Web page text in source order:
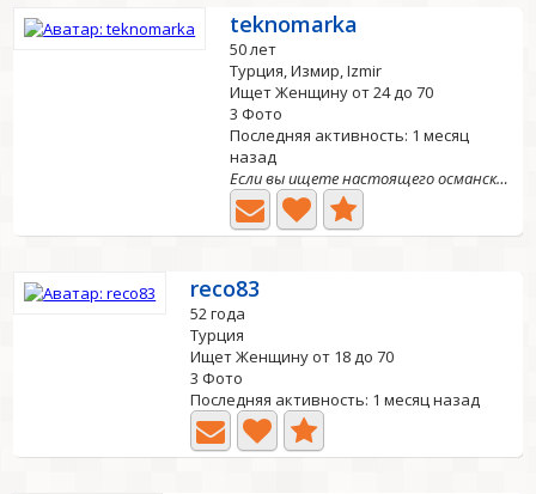
teknomarka
50 лет
Турция, Измир, Izmir
Ищет Женщину от 24 до 70
3 Фото
Последняя активность: 1 месяц
назад
Если вы ищете настоящего османского короля, то это я....
reco83
52 года
Турция
Ищет Женщину от 18 до 70
3 Фото
Последняя активность: 1 месяц назад